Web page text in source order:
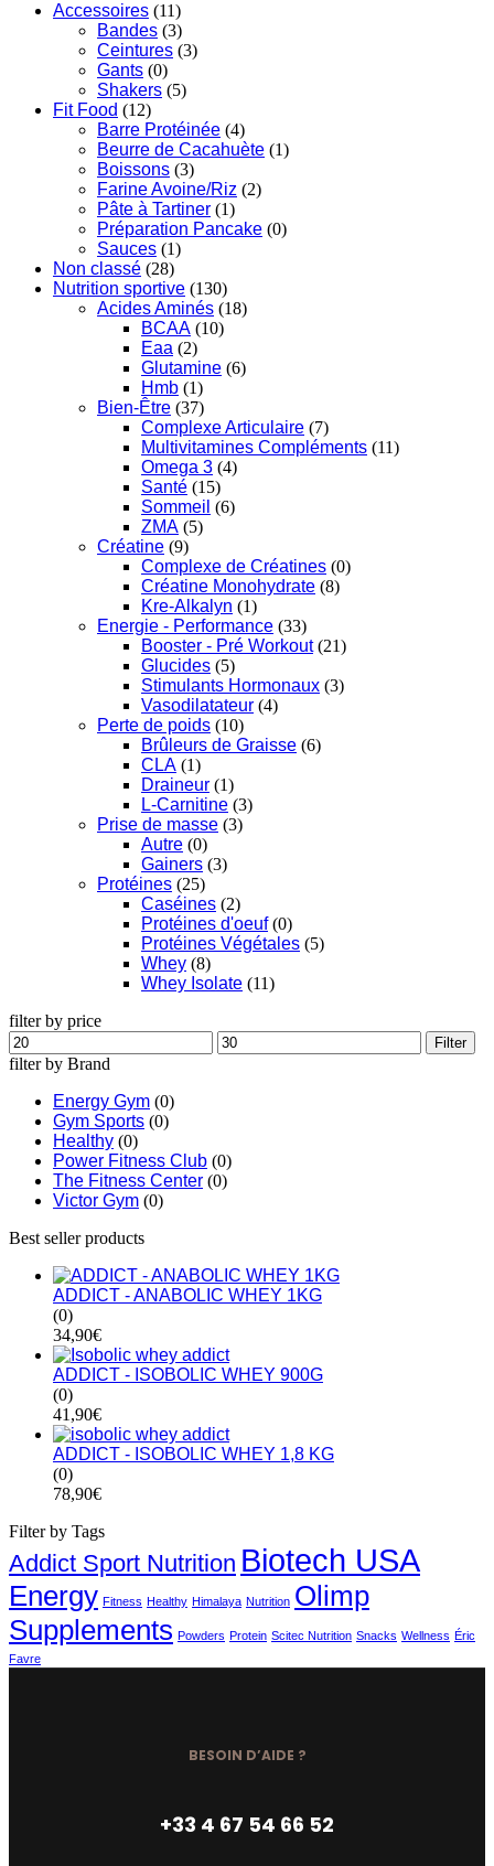
Accessoires (11)
Bandes (3)
Ceintures (3)
Gants (0)
Shakers (5)
Fit Food (12)
Barre Protéinée (4)
Beurre de Cacahuète (1)
Boissons (3)
Farine Avoine/Riz (2)
Pâte à Tartiner (1)
Préparation Pancake (0)
Sauces (1)
Non classé (28)
Nutrition sportive (130)
Acides Aminés (18)
BCAA (10)
Eaa (2)
Glutamine (6)
Hmb (1)
Bien-Être (37)
Complexe Articulaire (7)
Multivitamines Compléments (11)
Omega 3 (4)
Santé (15)
Sommeil (6)
ZMA (5)
Créatine (9)
Complexe de Créatines (0)
Créatine Monohydrate (8)
Kre-Alkalyn (1)
Energie - Performance (33)
Booster - Pré Workout (21)
Glucides (5)
Stimulants Hormonaux (3)
Vasodilatateur (4)
Perte de poids (10)
Brûleurs de Graisse (6)
CLA (1)
Draineur (1)
L-Carnitine (3)
Prise de masse (3)
Autre (0)
Gainers (3)
Protéines (25)
Caséines (2)
Protéines d'oeuf (0)
Protéines Végétales (5)
Whey (8)
Whey Isolate (11)
filter by price
Filter
filter by Brand
Energy Gym (0)
Gym Sports (0)
Healthy (0)
Power Fitness Club (0)
The Fitness Center (0)
Victor Gym (0)
Best seller products
ADDICT - ANABOLIC WHEY 1KG
(0)
34,90€
ADDICT - ISOBOLIC WHEY 900G
(0)
41,90€
ADDICT - ISOBOLIC WHEY 1,8 KG
(0)
78,90€
Filter by Tags
Addict Sport Nutrition Biotech USA
Energy Fitness Healthy Himalaya Nutrition Olimp
Supplements Powders Protein Scitec Nutrition Snacks Wellness Éric
Favre
BESOIN D’AIDE ?
+33 4 67 54 66 52